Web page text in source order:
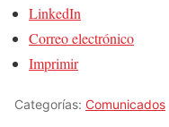
LinkedIn
Correo electrónico
Imprimir
Categorías: Comunicados